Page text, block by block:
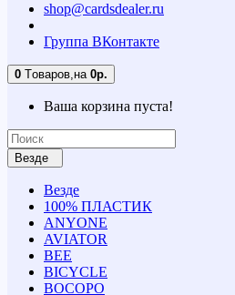
shop@cardsdealer.ru
Группа ВКонтакте
0 Tоваров, на 0р.
Ваша корзина пуста!
Везде
Везде
100% ПЛАСТИК
ANYONE
AVIATOR
BEE
BICYCLE
BOCOPO